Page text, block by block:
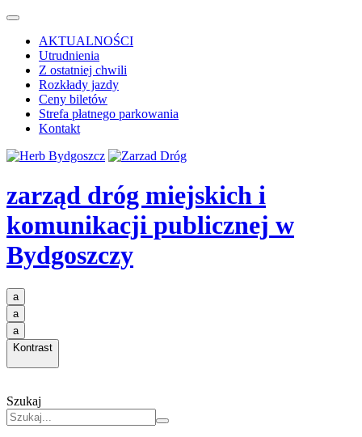
AKTUALNOŚCI
Utrudnienia
Z ostatniej chwili
Rozkłady jazdy
Ceny biletów
Strefa płatnego parkowania
Kontakt
zarząd dróg miejskich i
komunikacji publicznej w
Bydgoszczy
a
a
a
Kontrast
Szukaj